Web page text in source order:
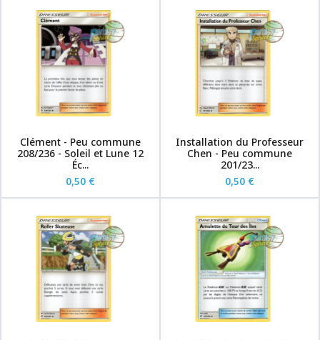
Clément - Peu commune
208/236 - Soleil et Lune 12
Éc...
0,50 €
Installation du Professeur
Chen - Peu commune
201/23...
0,50 €